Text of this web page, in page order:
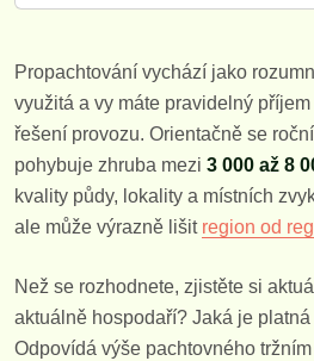
Propachtování vychází jako
využitá a vy máte pravidelný
řešení provozu. Orientačně se
pohybuje zhruba mezi 3 000 až 8
kvality půdy, lokality a místních
ale může výrazně lišit region od
Než se rozhodnete, zjistěte si
aktuálně hospodaří? Jaká je
Odpovídá výše pachtovného